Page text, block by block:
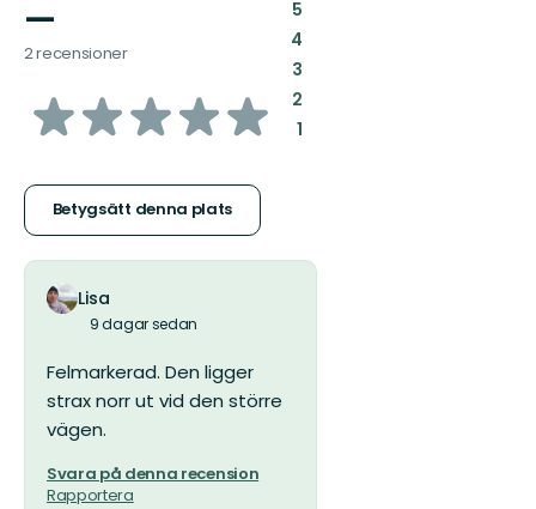
—
2 recensioner
av
stjärnor
Betygsätt denna plats
5:
4:
3:
2:
1:
Lisa
9 dagar sedan
Felmarkerad. Den ligger
strax norr ut vid den större
vägen.
Svara på denna recension
Rapportera